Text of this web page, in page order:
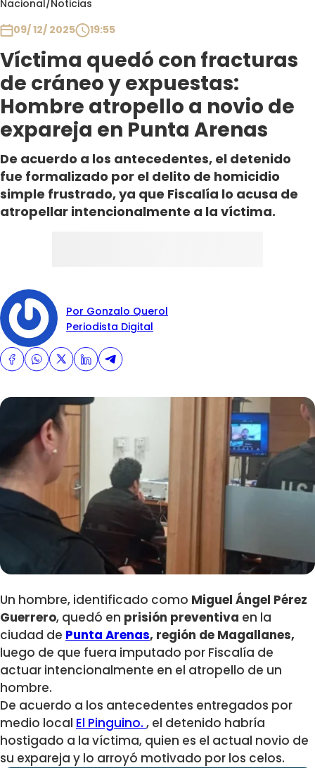
Nacional/Noticias
09/ 12/ 2025
19:55
Víctima quedó con fracturas
de cráneo y expuestas:
Hombre atropello a novio de
expareja en Punta Arenas
De acuerdo a los antecedentes, el detenido
fue formalizado por el delito de homicidio
simple frustrado, ya que Fiscalía lo acusa de
atropellar intencionalmente a la víctima.
Por Gonzalo Querol
Periodista Digital
Un hombre, identificado como Miguel Ángel Pérez
Guerrero, quedó en prisión preventiva en la
ciudad de Punta Arenas, región de Magallanes,
luego de que fuera imputado por Fiscalía de
actuar intencionalmente en el atropello de un
hombre.
De acuerdo a los antecedentes entregados por
medio local El Pinguino. , el detenido habría
hostigado a la víctima, quien es el actual novio de
su expareja y lo arroyó motivado por los celos.
Club De La Comedia
Contigo en Directo
Plan Perfecto
El Tiempo
Sabingo
Todos Los Programas